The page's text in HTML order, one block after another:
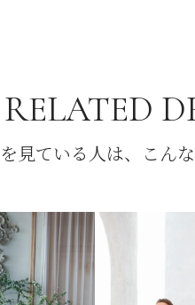
RELATED
見ている人は、こん